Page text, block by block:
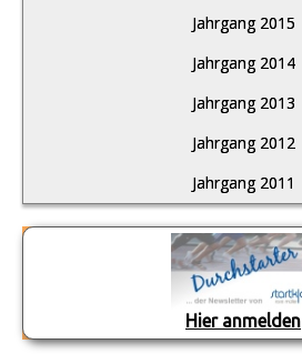
Jahrgang 2015
Jahrgang 2014
Jahrgang 2013
Jahrgang 2012
Jahrgang 2011
Hier anmelden